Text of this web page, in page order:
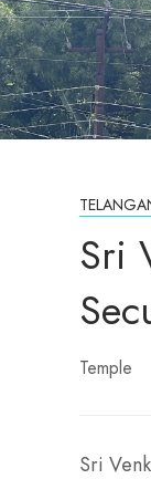
Sri
Temple
Sri